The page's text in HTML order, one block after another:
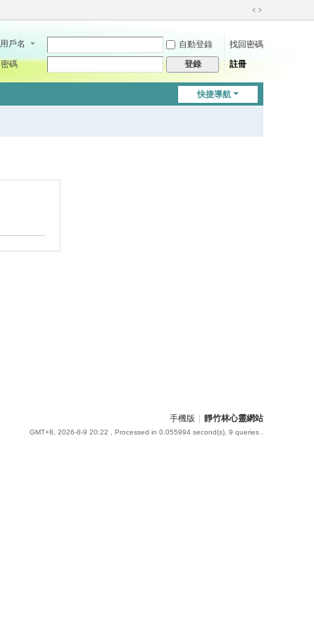
切
到
用戶名 自動登錄
找回密碼
密碼
登錄 註冊
快捷導航
手機版 靜竹林心靈網站
GMT+8, 2026-8-9 20:22 , Processed in 0.055994 second(s), 9 queries .